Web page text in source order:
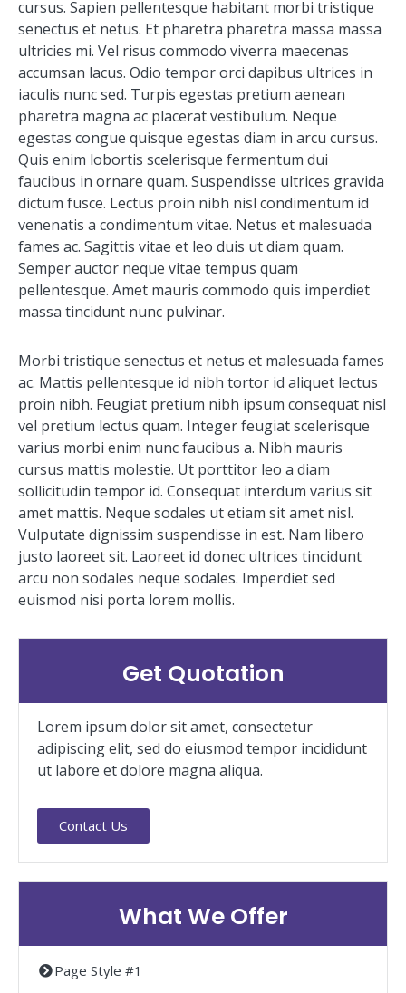
Get Quotation
Lorem ipsum dolor sit amet, consectetur
adipiscing elit, sed do eiusmod tempor incididunt
ut labore et dolore magna aliqua.
Contact Us
What We Offer
Page Style #1
cursus. Sapien pellentesque habitant morbi tristique
senectus et netus. Et pharetra pharetra massa massa
ultricies mi. Vel risus commodo viverra maecenas
accumsan lacus. Odio tempor orci dapibus ultrices in
iaculis nunc sed. Turpis egestas pretium aenean
pharetra magna ac placerat vestibulum. Neque
egestas congue quisque egestas diam in arcu cursus.
Quis enim lobortis scelerisque fermentum dui
faucibus in ornare quam. Suspendisse ultrices gravida
dictum fusce. Lectus proin nibh nisl condimentum id
venenatis a condimentum vitae. Netus et malesuada
fames ac. Sagittis vitae et leo duis ut diam quam.
Semper auctor neque vitae tempus quam
pellentesque. Amet mauris commodo quis imperdiet
massa tincidunt nunc pulvinar.
Morbi tristique senectus et netus et malesuada fames
ac. Mattis pellentesque id nibh tortor id aliquet lectus
proin nibh. Feugiat pretium nibh ipsum consequat nisl
vel pretium lectus quam. Integer feugiat scelerisque
varius morbi enim nunc faucibus a. Nibh mauris
cursus mattis molestie. Ut porttitor leo a diam
sollicitudin tempor id. Consequat interdum varius sit
amet mattis. Neque sodales ut etiam sit amet nisl.
Vulputate dignissim suspendisse in est. Nam libero
justo laoreet sit. Laoreet id donec ultrices tincidunt
arcu non sodales neque sodales. Imperdiet sed
euismod nisi porta lorem mollis.